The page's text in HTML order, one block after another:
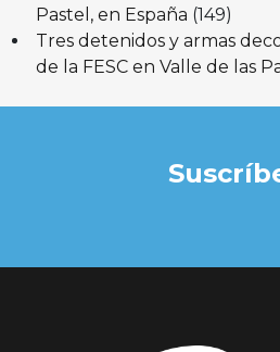
Pastel, en España (149)
Tres detenidos y armas
de la FESC en Valle de las